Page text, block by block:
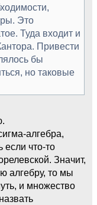
Это
Туда входит и
Привести
бы
но таковые
алгебра,
что-то
Значит,
алгебру, то мы
и множество